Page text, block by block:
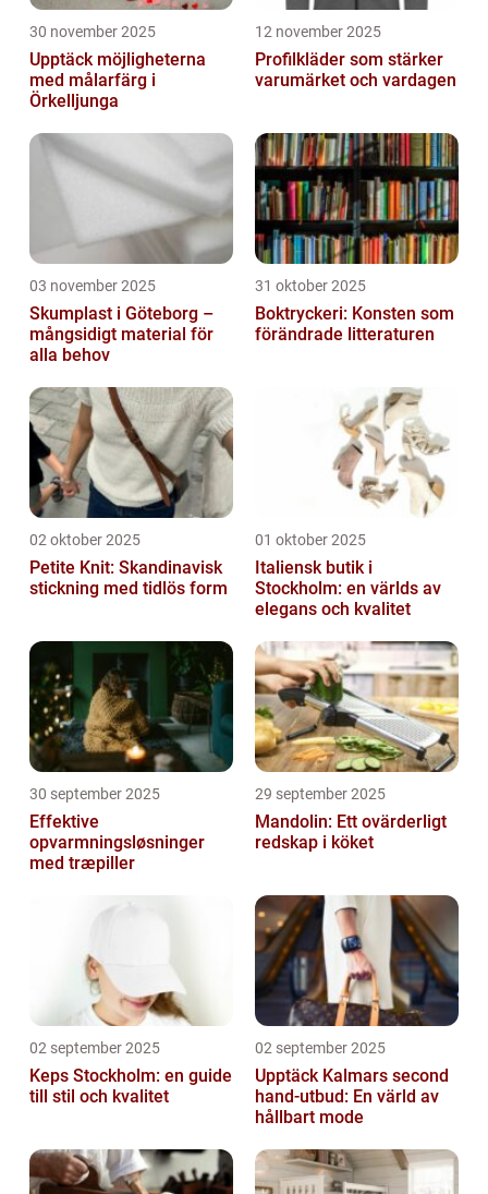
30 november 2025
Upptäck möjligheterna
med målarfärg i
Örkelljunga
12 november 2025
Profilkläder som stärker
varumärket och vardagen
03 november 2025
Skumplast i Göteborg –
mångsidigt material för
alla behov
31 oktober 2025
Boktryckeri: Konsten som
förändrade litteraturen
02 oktober 2025
Petite Knit: Skandinavisk
stickning med tidlös form
01 oktober 2025
Italiensk butik i
Stockholm: en världs av
elegans och kvalitet
30 september 2025
Effektive
opvarmningsløsninger
med træpiller
29 september 2025
Mandolin: Ett ovärderligt
redskap i köket
02 september 2025
Keps Stockholm: en guide
till stil och kvalitet
02 september 2025
Upptäck Kalmars second
hand-utbud: En värld av
hållbart mode